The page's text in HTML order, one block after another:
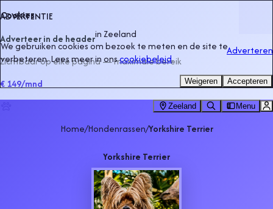
ADVERTENTIE
Adverteer in de headerinZeeland
Zichtbaar op elke pagina — maximale bereik
€ 149/mnd
Adverteren
Zeeland Menu
Home/Hondenrassen/Yorkshire Terrier
Yorkshire Terrier
Cookies
We gebruiken cookies om bezoek te meten en de site te
verbeteren. Lees meer in onscookiebeleid.
Weigeren Accepteren